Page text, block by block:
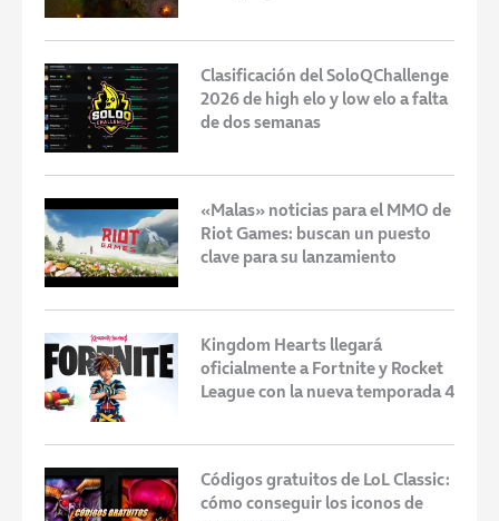
Clasificación del SoloQChallenge
2026 de high elo y low elo a falta
de dos semanas
«Malas» noticias para el MMO de
Riot Games: buscan un puesto
clave para su lanzamiento
Kingdom Hearts llegará
oficialmente a Fortnite y Rocket
League con la nueva temporada 4
Códigos gratuitos de LoL Classic:
cómo conseguir los iconos de